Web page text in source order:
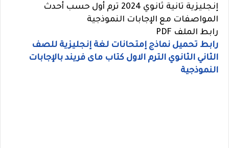
إنجليزية تانية ثانوي 2024 ترم أول حسب أحدث
المواصفات مع الإجابات النموذجية
رابط الملف PDF
رابط تحميل نماذج إمتحانات لغة إنجليزية للصف
الثاني الثانوي الترم الاول كتاب ماى فريند بالإجابات
النموذجية